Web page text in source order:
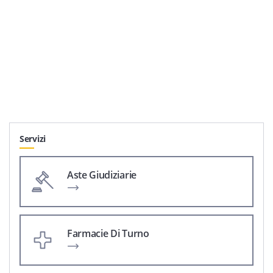
Servizi
Aste Giudiziarie
Farmacie Di Turno